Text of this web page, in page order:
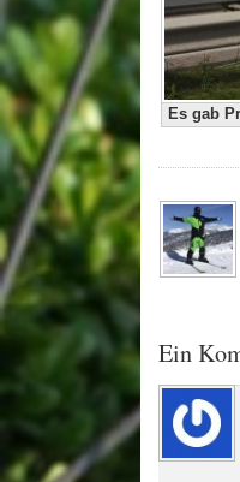
Es gab
Ein